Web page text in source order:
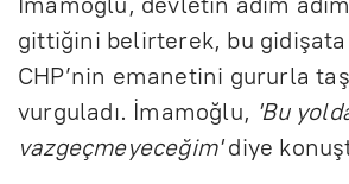
gittiğini belirterek, bu
CHP’nin emanetini gururla
vurguladı. İmamoğlu, 'Bu
vazgeçmeyeceğim'diye